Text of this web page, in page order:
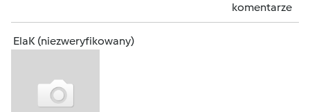
komentarze
ElaK (niezweryfikowany)